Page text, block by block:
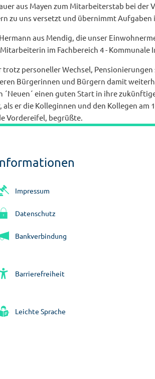
aus Mayen zum Mitarbeiterstab bei der
zu uns versetzt und übernimmt Aufgaben
aus Mendig, die unser
im Fachbereich 4 -
trotz personeller Wechsel,
Bürgerinnen und Bürgern damit
´Neuen´ einen guten Start in ihre
er die Kolleginnen und den Kollegen am
Vordereifel, begrüßte.
Impressum
Datenschutz
Bankverbindung
Barrierefreiheit
Leichte Sprache